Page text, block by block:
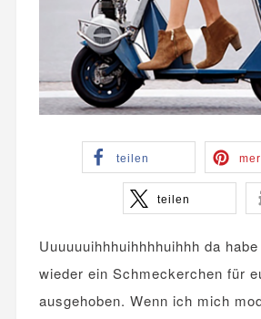
teilen
teilen
Uuuuuuihhhuihhhhuihhh da
wieder ein Schmeckerchen für
ausgehoben. Wenn ich mich